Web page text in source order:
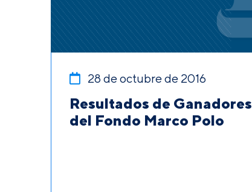
28 de octubre de 2016
Resultados de Ganadores
del Fondo Marco Polo